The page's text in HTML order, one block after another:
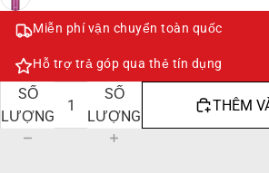
Miễn phí vận chuyển toàn quốc
Hỗ trợ trả góp qua thẻ tín dụng
GIẢM
SỐ
LƯỢNG
TĂNG
SỐ
LƯỢNG
THÊM